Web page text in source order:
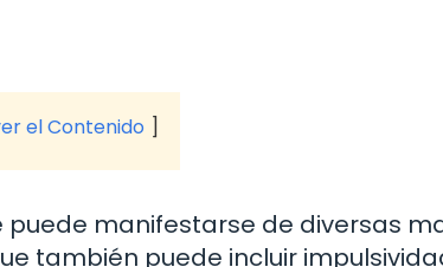
el Contenido
puede manifestarse de diversas
también puede incluir